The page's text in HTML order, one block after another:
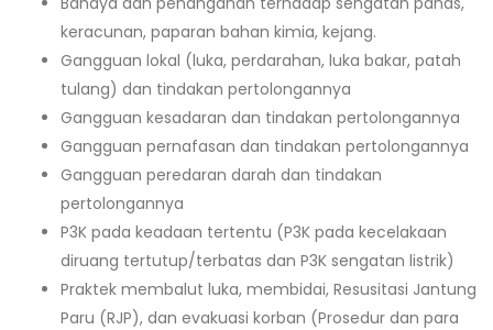
keracunan, paparan bahan kimia, kejang.
Gangguan lokal (luka, perdarahan, luka bakar, patah
tulang) dan tindakan pertolongannya
Gangguan kesadaran dan tindakan pertolongannya
Gangguan pernafasan dan tindakan pertolongannya
Gangguan peredaran darah dan tindakan
pertolongannya
P3K pada keadaan tertentu (P3K pada kecelakaan
diruang tertutup/terbatas dan P3K sengatan listrik)
Praktek membalut luka, membidai, Resusitasi Jantung
Paru (RJP), dan evakuasi korban (Prosedur dan para